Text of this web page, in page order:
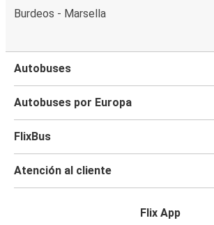
Burdeos - Marsella
Autobuses
Autobuses por Europa
FlixBus
Atención al cliente
Flix App